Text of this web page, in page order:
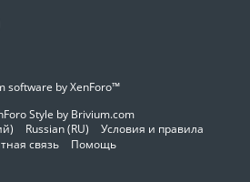
software by XenForo™
Style by Brivium.com
Russian (RU)
Условия и правила
связь
Помощь